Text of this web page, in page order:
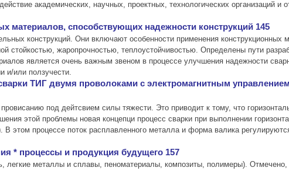
академических, научных, проектных, технологических организаций и
способствующих надежности конструкций 145
конструкций. Они включают особенности применения конструкционных
стойкостью, жаропрочностью, теплоустойчивостью. Определены пути
является очень важным звеном в процессе улучшения надежности
и/или ползучести.
ТИГ двумя проволоками с электромагнитным
под дейтсвием силы тяжести. Это приводит к тому, что
этой проблемы новая концепци процесс сварки при выполнении
этом процессе поток расплавленного металла и форма валика
* процессы и продукция будущего 157
легкие металлы и сплавы, пеноматериалы, композиты, полимеры).